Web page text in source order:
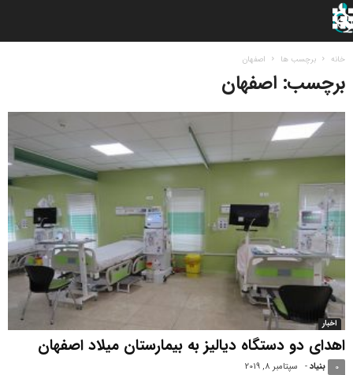
خانه برچسب ها اصفهان
برچسب: اصفهان
اخبار
اهدای دو دستگاه دیالیز به بیمارستان میلاد اصفهان
بنیاد- سپتامبر 8, 2019 0